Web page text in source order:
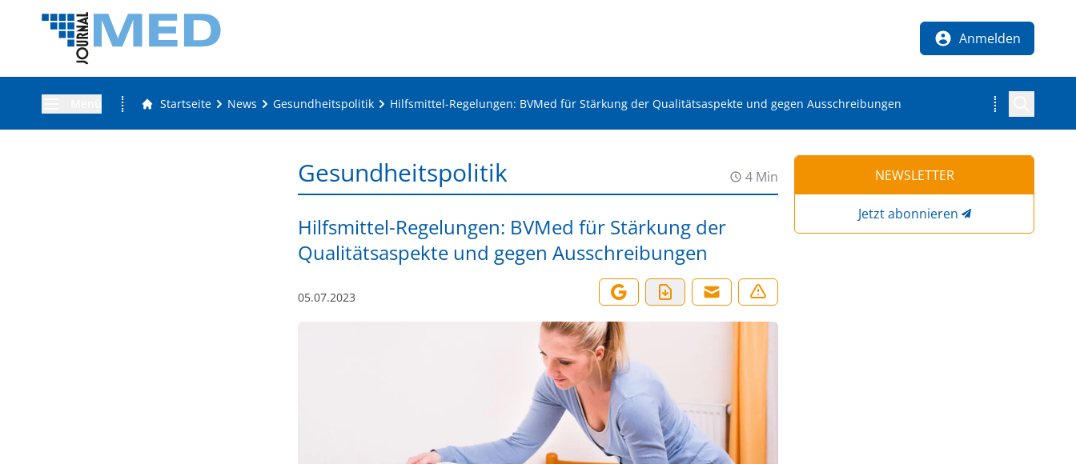
Anmelden
Startseite News Gesundheitspolitik Hilfsmittel-Regelungen: BVMed für Stärkung der Qualitätsaspekte und gegen Ausschreibungen
Gesundheitspolitik 4 Min
Hilfsmittel-Regelungen: BVMed für Stärkung der
Qualitätsaspekte und gegen Ausschreibungen
05.07.2023
NEWSLETTER
Jetzt abonnieren